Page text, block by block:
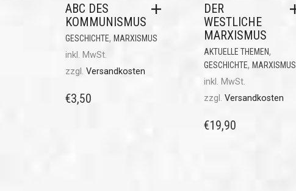
ABC DES
KOMMUNISMUS
GESCHICHTE, MARXISMUS
inkl. MwSt.
zzgl. Versandkosten
€3,50
DER
WESTLICHE
MARXISMUS
AKTUELLE THEMEN,
GESCHICHTE, MARXISMUS
inkl. MwSt.
zzgl. Versandkosten
€19,90